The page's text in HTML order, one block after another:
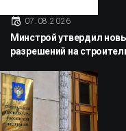
07.08.2026
Минстрой утвердил
разрешений на